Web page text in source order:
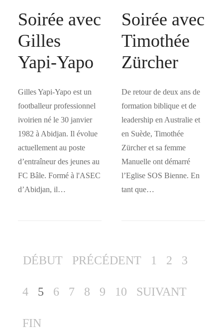
Soirée avec
Gilles
Yapi-Yapo
Gilles Yapi-Yapo est un
footballeur professionnel
ivoirien né le 30 janvier
1982 à Abidjan. Il évolue
actuellement au poste
d’entraîneur des jeunes au
FC Bâle. Formé à l'ASEC
d’Abidjan, il…
Soirée avec
Timothée
Zürcher
De retour de deux ans de
formation biblique et de
leadership en Australie et
en Suède, Timothée
Zürcher et sa femme
Manuelle ont démarré
l’Eglise SOS Bienne. En
tant que…
DÉBUT PRÉCÉDENT 1 2 3
4 5 6 7 8 9 10 SUIVANT
FIN